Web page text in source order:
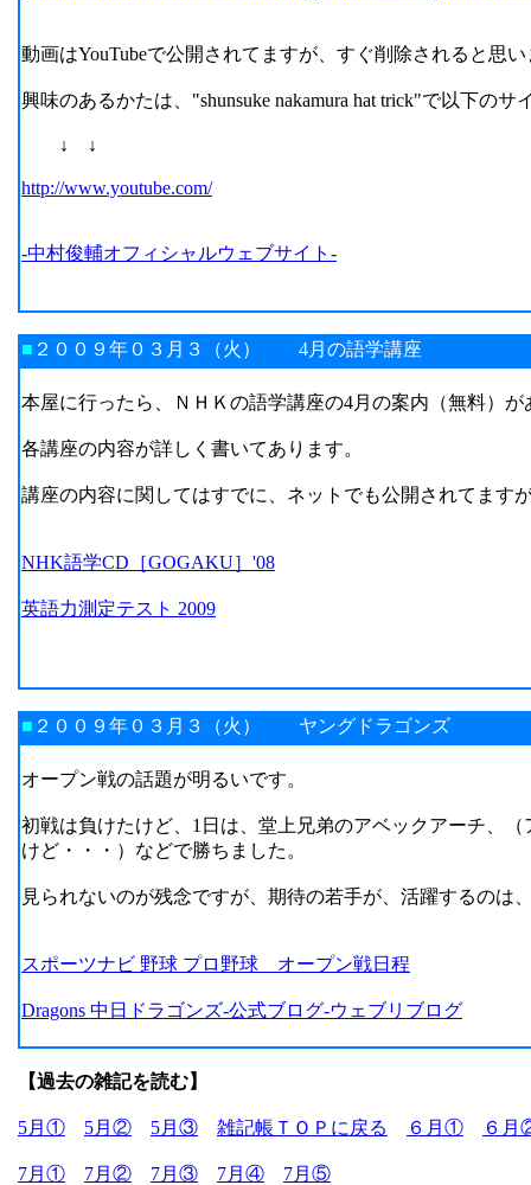
動画はYouTubeで公開されてますが、すぐ削除されると思
興味のあるかたは、"shunsuke nakamura hat trick"で以下の
↓ ↓
http://www.youtube.com/
-中村俊輔オフィシャルウェブサイト-
■ ２００９年０３月３（火） 4月の語学講座
本屋に行ったら、ＮＨＫの語学講座の4月の案内（無料）
各講座の内容が詳しく書いてあります。
講座の内容に関してはすでに、ネットでも公開されてます
NHK語学CD［GOGAKU］'08
英語力測定テスト 2009
■ ２００９年０３月３（火） ヤングドラゴンズ
オープン戦の話題が明るいです。
初戦は負けたけど、1日は、堂上兄弟のアベックアーチ、
けど・・・）などで勝ちました。
見られないのが残念ですが、期待の若手が、活躍するのは
スポーツナビ 野球 プロ野球 オープン戦日程
Dragons 中日ドラゴンズ-公式ブログ-ウェブリブログ
【過去の雑記を読む】
5月① 5月② 5月③ 雑記帳ＴＯＰに戻る ６月① ６
7月① 7月② 7月③ 7月④ 7月⑤